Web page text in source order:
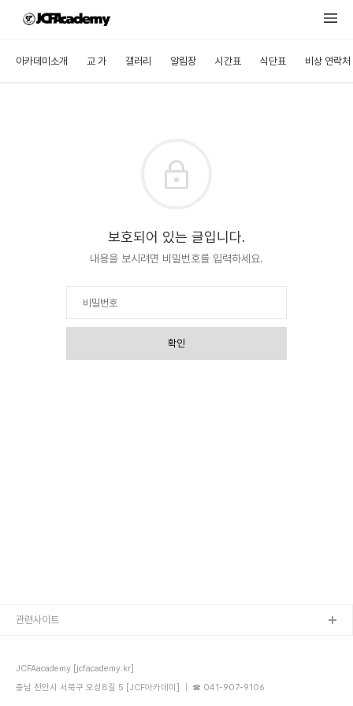
아카데미소개 교 가 갤러리 알림장 시간표 식단표 비상 연락처
보호되어 있는 글입니다.
내용을 보시려면 비밀번호를 입력하세요.
확인
JCFAacademy [jcfacademy.kr]
충남 천안시 서북구 오성8길 5 [JCF아카데미] ｜ ☎ 041-907-9106
관련사이트